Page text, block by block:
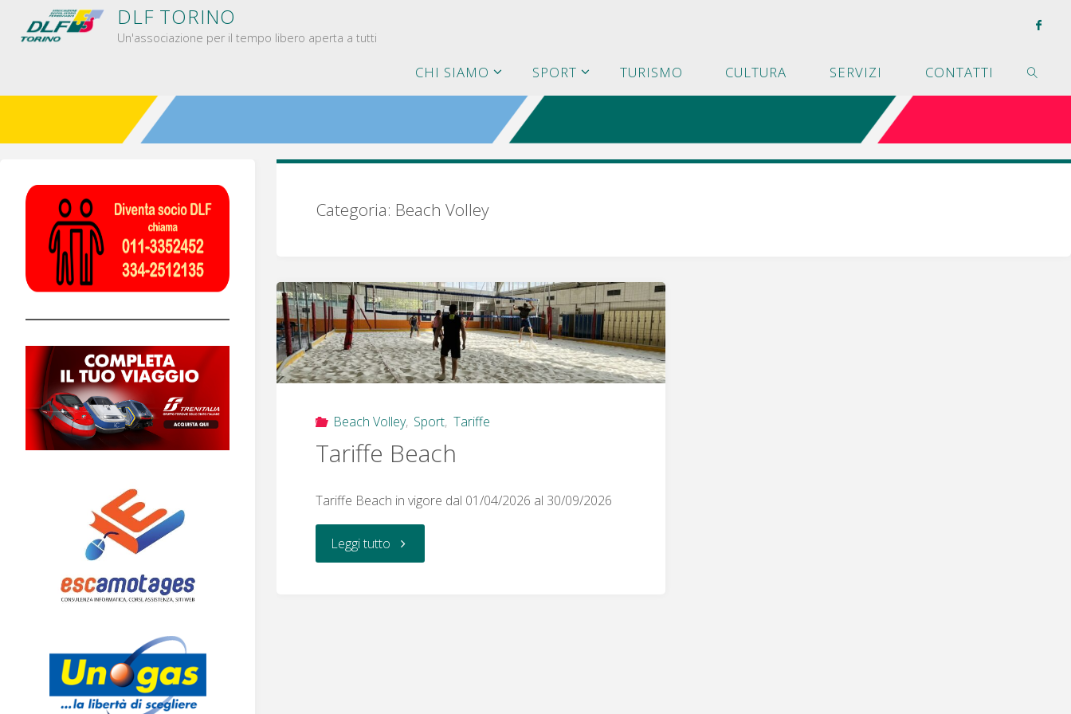
DLF TORINO
Un'associazione per il tempo libero aperta a tutti
CHI SIAMO SPORT TURISMO CULTURA SERVIZI CONTATTI
Categoria: Beach Volley
Beach Volley, Sport, Tariffe
Tariffe Beach
Tariffe Beach in vigore dal 01/04/2026 al 30/09/2026
Leggi tutto "Tariffe